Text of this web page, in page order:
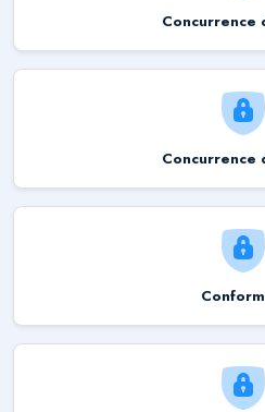
Concurrence
Concurrence